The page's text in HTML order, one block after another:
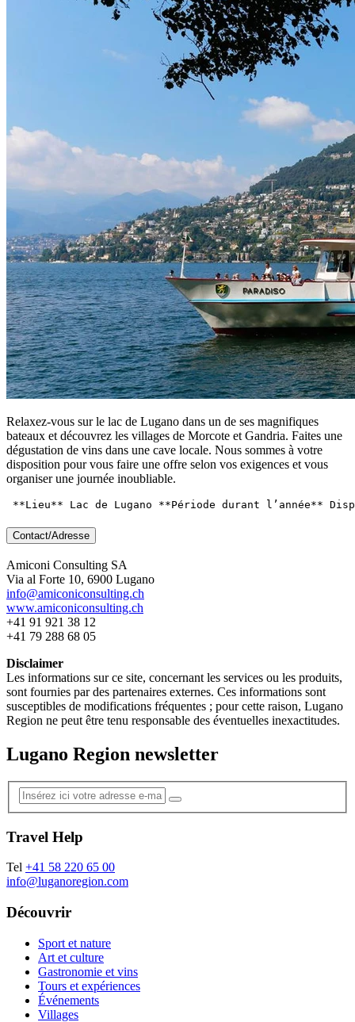
Relaxez-vous sur le lac de Lugano dans un de ses magnifiques
bateaux et découvrez les villages de Morcote et Gandria. Faites une
dégustation de vins dans une cave locale. Nous sommes à votre
disposition pour vous faire une offre selon vos exigences et vous
organiser une journée inoubliable.
Contact/Adresse
Amiconi Consulting SA
Via al Forte 10, 6900 Lugano
info@amiconiconsulting.ch
www.amiconiconsulting.ch
+41 91 921 38 12
+41 79 288 68 05
Disclaimer
Les informations sur ce site, concernant les services ou les produits,
sont fournies par des partenaires externes. Ces informations sont
susceptibles de modifications fréquentes ; pour cette raison, Lugano
Region ne peut être tenu responsable des éventuelles inexactitudes.
Lugano Region newsletter
Travel Help
Tel +41 58 220 65 00
info@luganoregion.com
Découvrir
Sport et nature
Art et culture
Gastronomie et vins
Tours et expériences
Événements
Villages